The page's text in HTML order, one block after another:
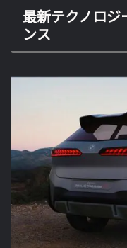
最新テクノロ
ンス